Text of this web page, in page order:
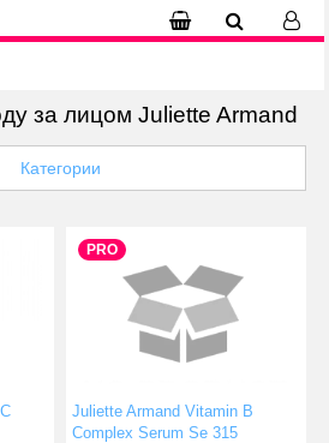
за лицом Juliette Armand
Категории
PRO
Juliette Armand Vitamin B
Complex Serum Se 315